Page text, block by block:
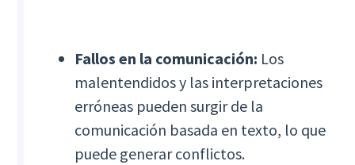
Fallos en la comunicación: Los
malentendidos y las interpretaciones
erróneas pueden surgir de la
comunicación basada en texto, lo que
puede generar conflictos.